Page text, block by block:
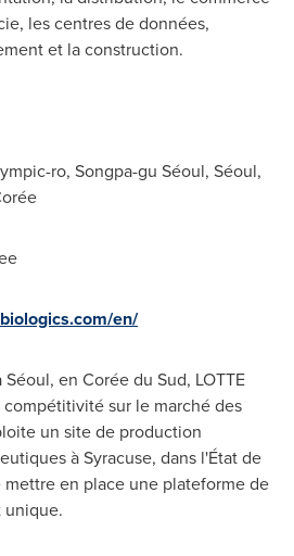
les centres de données,
et la construction.
ro, Songpa-gu Séoul, Séoul,
en/
Séoul, en Corée du Sud, LOTTE
compétitivité sur le marché des
un site de production
à Syracuse, dans l'État de
en place une plateforme de
unique.